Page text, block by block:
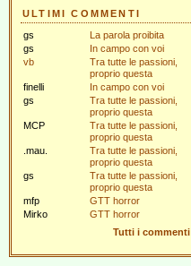
ULTIMI COMMENTI
gs
La parola proibita
gs
In campo con voi
vb
Tra tutte le passioni,
proprio questa
finelli
In campo con voi
gs
Tra tutte le passioni,
proprio questa
MCP
Tra tutte le passioni,
proprio questa
.mau.
Tra tutte le passioni,
proprio questa
gs
Tra tutte le passioni,
proprio questa
mfp
GTT horror
Mirko
GTT horror
Tutti i commenti